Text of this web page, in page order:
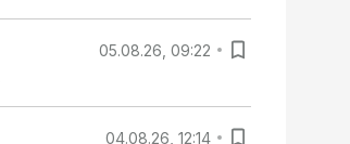
05.08.26, 09:22
04.08.26, 12:14